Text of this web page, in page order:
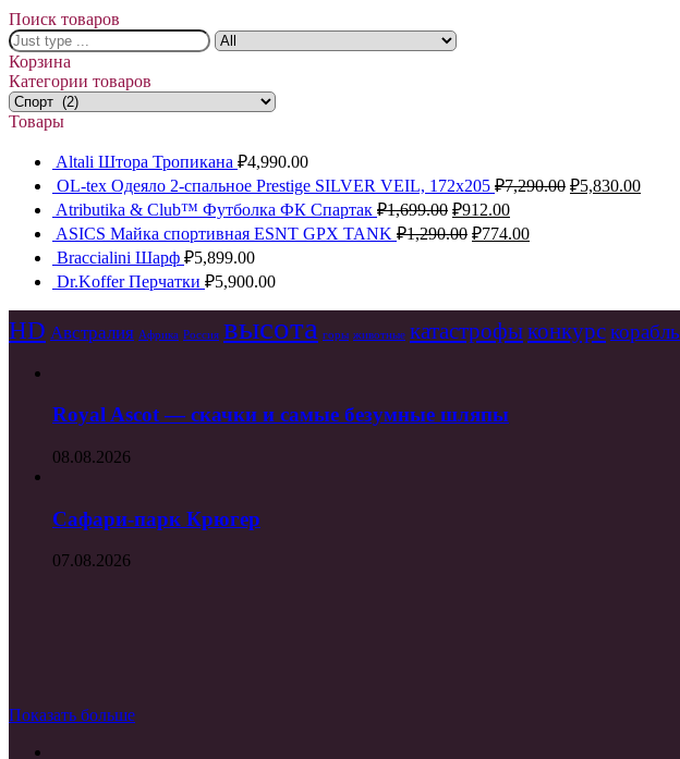
Поиск товаров
Корзина
Категории товаров
Товары
Altali Штора Тропикана ₽4,990.00
OL-tex Одеяло 2-спальное Prestige SILVER VEIL, 172х205 ₽7,290.00 ₽5,830.00
Atributika & Club™ Футболка ФК Спартак ₽1,699.00 ₽912.00
ASICS Майка спортивная ESNT GPX TANK ₽1,290.00 ₽774.00
Braccialini Шарф ₽5,899.00
Dr.Koffer Перчатки ₽5,900.00
HD Австралия Африка Россия высота горы животные катастрофыконкурскорабль
Royal Ascot — скачки и самые безумные шляпы
08.08.2026
Сафари-парк Крюгер
07.08.2026
Показать больше